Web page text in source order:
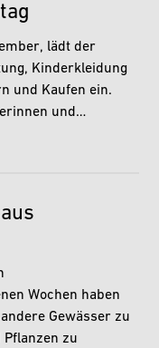
lädt der
Kinderkleidung
und Kaufen ein.
und…
Wochen haben
Gewässer zu
zu